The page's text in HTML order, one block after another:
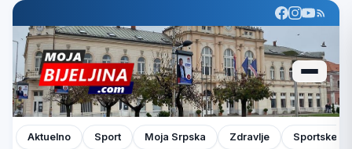
Aktuelno Sport Moja Srpska Zdravlje Sportske